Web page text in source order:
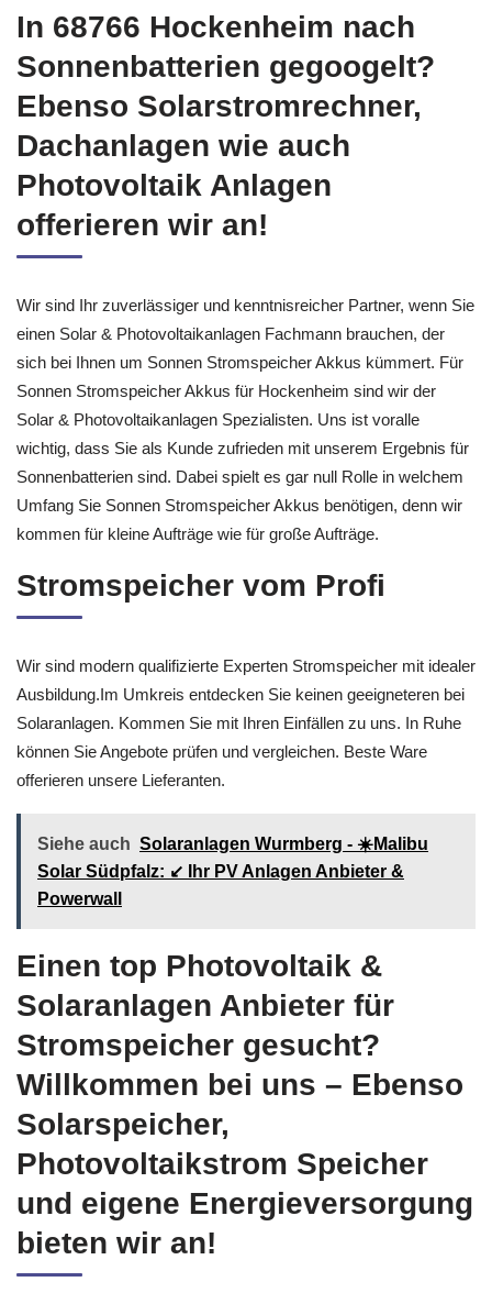
In 68766 Hockenheim nach
Sonnenbatterien gegoogelt?
Ebenso Solarstromrechner,
Dachanlagen wie auch
Photovoltaik Anlagen
offerieren wir an!
Wir sind Ihr zuverlässiger und kenntnisreicher Partner, wenn Sie
einen Solar & Photovoltaikanlagen Fachmann brauchen, der
sich bei Ihnen um Sonnen Stromspeicher Akkus kümmert. Für
Sonnen Stromspeicher Akkus für Hockenheim sind wir der
Solar & Photovoltaikanlagen Spezialisten. Uns ist voralle
wichtig, dass Sie als Kunde zufrieden mit unserem Ergebnis für
Sonnenbatterien sind. Dabei spielt es gar null Rolle in welchem
Umfang Sie Sonnen Stromspeicher Akkus benötigen, denn wir
kommen für kleine Aufträge wie für große Aufträge.
Stromspeicher vom Profi
Wir sind modern qualifizierte Experten Stromspeicher mit idealer
Ausbildung.Im Umkreis entdecken Sie keinen geeigneteren bei
Solaranlagen. Kommen Sie mit Ihren Einfällen zu uns. In Ruhe
können Sie Angebote prüfen und vergleichen. Beste Ware
offerieren unsere Lieferanten.
Siehe auch Solaranlagen Wurmberg - ☀️Malibu
Solar Südpfalz: ↙️ Ihr PV Anlagen Anbieter &
Powerwall
Einen top Photovoltaik &
Solaranlagen Anbieter für
Stromspeicher gesucht?
Willkommen bei uns – Ebenso
Solarspeicher,
Photovoltaikstrom Speicher
und eigene Energieversorgung
bieten wir an!